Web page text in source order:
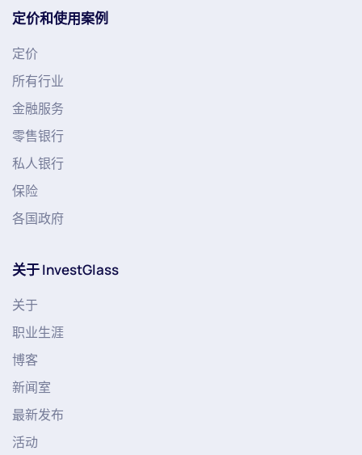
定价和使用案例
定价
所有行业
金融服务
零售银行
私人银行
保险
各国政府
关于 InvestGlass
关于
职业生涯
博客
新闻室
最新发布
活动